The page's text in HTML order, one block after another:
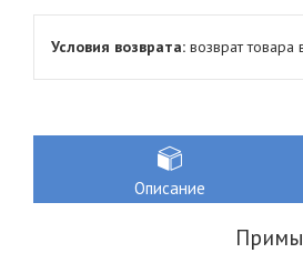
возврат
Описание